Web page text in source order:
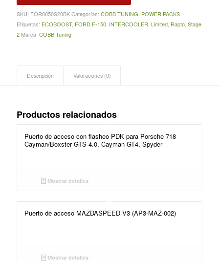
SKU: FOR0050S20BK Categorías: COBB TUNING POWER PACKS
Etiquetas: ECOBOOST, FORD F-150, INTERCOOLER Limited, Rapto, Stage
2 Marca: COBB Tuning
Descripción Valoraciones (0)
Productos relacionados
Puerto de acceso con flasheo PDK para Porsche 718
Cayman/Boxster GTS 4.0, Cayman GT4, Spyder
Mostrar detalles
Puerto de acceso MAZDASPEED V3 (AP3-MAZ-002)
Mostrar detalles